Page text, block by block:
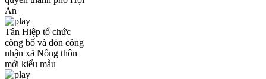
An
Tân Hiệp tổ chức
công bố và đón công
nhận xã Nông thôn
mới kiểu mẫu